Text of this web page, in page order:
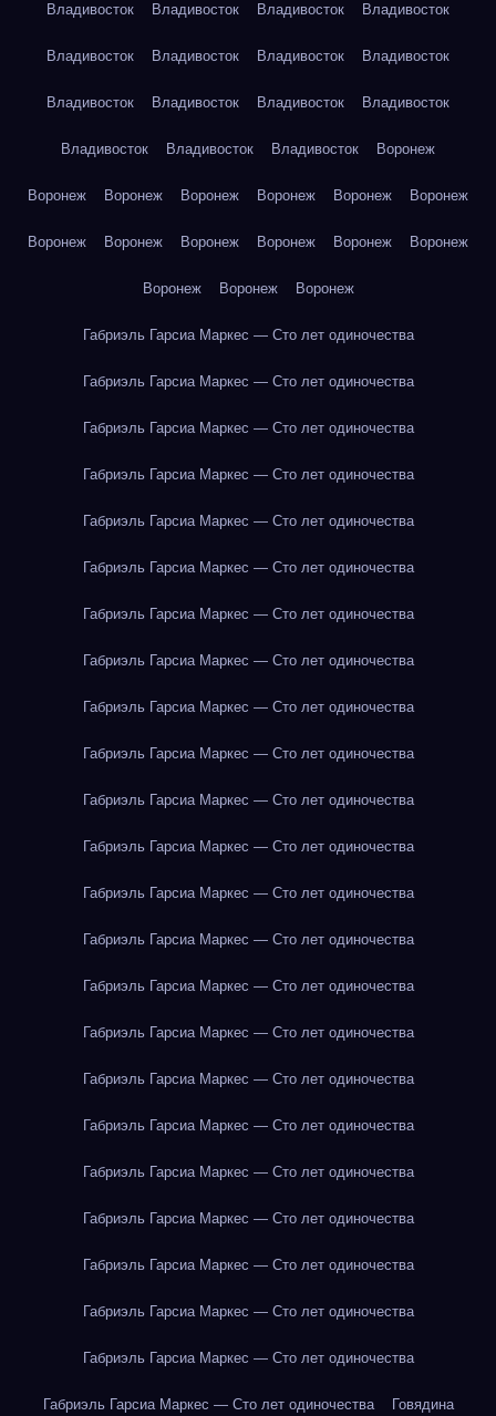
Владивосток Владивосток Владивосток Владивосток
Владивосток Владивосток Владивосток Владивосток
Владивосток Владивосток Владивосток Владивосток
Владивосток Владивосток Владивосток Воронеж
Воронеж Воронеж Воронеж Воронеж Воронеж Воронеж
Воронеж Воронеж Воронеж Воронеж Воронеж Воронеж
Воронеж Воронеж Воронеж
Габриэль Гарсиа Маркес — Сто лет одиночества
Габриэль Гарсиа Маркес — Сто лет одиночества
Габриэль Гарсиа Маркес — Сто лет одиночества
Габриэль Гарсиа Маркес — Сто лет одиночества
Габриэль Гарсиа Маркес — Сто лет одиночества
Габриэль Гарсиа Маркес — Сто лет одиночества
Габриэль Гарсиа Маркес — Сто лет одиночества
Габриэль Гарсиа Маркес — Сто лет одиночества
Габриэль Гарсиа Маркес — Сто лет одиночества
Габриэль Гарсиа Маркес — Сто лет одиночества
Габриэль Гарсиа Маркес — Сто лет одиночества
Габриэль Гарсиа Маркес — Сто лет одиночества
Габриэль Гарсиа Маркес — Сто лет одиночества
Габриэль Гарсиа Маркес — Сто лет одиночества
Габриэль Гарсиа Маркес — Сто лет одиночества
Габриэль Гарсиа Маркес — Сто лет одиночества
Габриэль Гарсиа Маркес — Сто лет одиночества
Габриэль Гарсиа Маркес — Сто лет одиночества
Габриэль Гарсиа Маркес — Сто лет одиночества
Габриэль Гарсиа Маркес — Сто лет одиночества
Габриэль Гарсиа Маркес — Сто лет одиночества
Габриэль Гарсиа Маркес — Сто лет одиночества
Габриэль Гарсиа Маркес — Сто лет одиночества
Габриэль Гарсиа Маркес — Сто лет одиночества Говядина